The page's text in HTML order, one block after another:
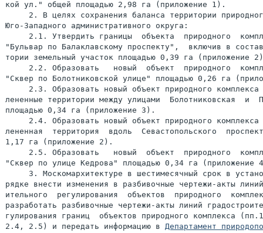
кой ул." общей площадью 2,98 га (приложение 1).
2. В целях сохранения баланса территории
Юго-Западного административного округа:
2.1. Утвердить границы  объекта  природного
"Бульвар по Балаклавскому проспекту",  включив в
тории земельный участок площадью 0,39 га (приложение
2.2. Образовать   новый  объект  природного
"Сквер по Болотниковской улице" площадью 0,26 га
2.3. Образовать новый объект природного комплекса
лененные территории между улицами  Болотниковская  и
площадью 0,34 га (приложение 3).
2.4. Образовать новый объект природного комплекса
лененная  территория  вдоль  Севастопольского
1,17 га (приложение 2).
2.5. Образовать   новый  объект  природного
"Сквер по улице Кедрова" площадью 0,34 га (приложение
3. Москомархитектуре в шестимесячный срок в
рядке внести изменения в разбивочные чертежи-акты
ительного  регулирования  объектов  природного
разработать разбивочные чертежи-акты линий
гулирования границ  объектов природного комплекса
2.4, 2.5) и передать информацию в Департамент